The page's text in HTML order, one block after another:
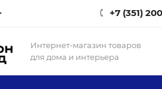
+7 (351)
Интернет-магазин товаров
для дома и интерьера